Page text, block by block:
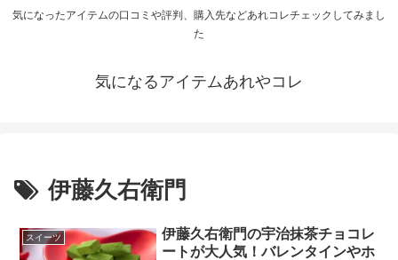
気になったアイテムの口コミや評判、購入先などあれコレチェックしてみまし
た
気になるアイテムあれやコレ
伊藤久右衛門
スイーツ
伊藤久右衛門の宇治抹茶チョコレ
ートが大人気！バレンタインやホ